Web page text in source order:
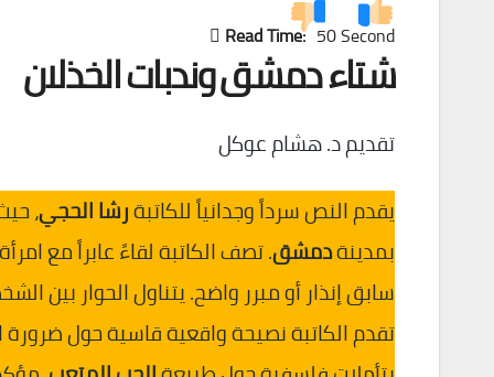
Read Time: 50 Second
شتاء دمشق وندبات الخذلان
تقديم د. هشام عوكل
يقدم النص سرداً وجدانياً للكاتبةرشا الحجي،
بمدينةدمشق. تصف الكاتبة لقاءً عابراً مع
سابق إنذار أو مبرر واضح. يتناول الحوار بين
تقدم الكاتبة نصيحة واقعية قاسية حول